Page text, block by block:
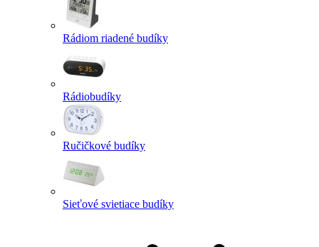
Rádiom riadené budíky
Rádiobudíky
Ručičkové budíky
Sieťové svietiace budíky